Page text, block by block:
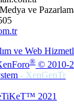
ve
ve Web
® © 2010-
- XenGenTr
2021